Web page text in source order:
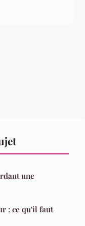
une
: ce qu'il faut